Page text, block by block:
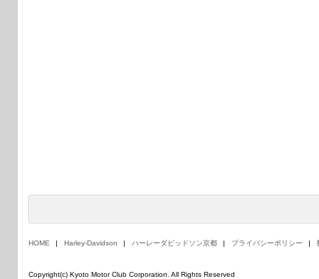
HOME Harley-Davidson ハーレーダビッドソン京都 プライバシーポリシー
Copyright(c) Kyoto Motor Club Corporation. All Rights Reserved